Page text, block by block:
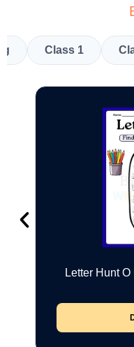
Class 1
Letter Hunt